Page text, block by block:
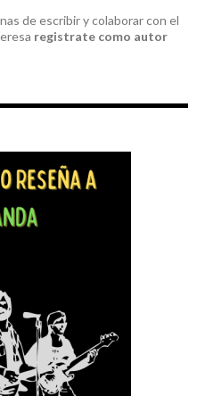
de escribir y colaborar con el
registrate como autor